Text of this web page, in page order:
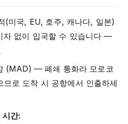
(미국, EU, 호주, 캐나다, 일본)
자 없이 입국할 수 있습니다 —
(MAD) — 폐쇄 통화라 모로코
므로 도착 시 공항에서 인출하세
시간: